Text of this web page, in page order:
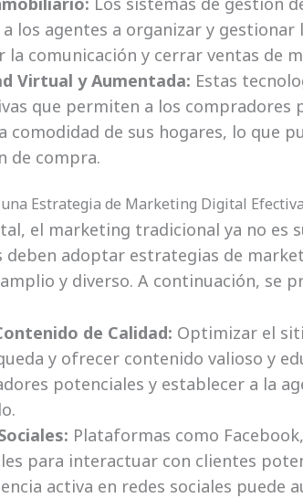
a los agentes a organizar y
la comunicación y cerrar ventas de
Virtual y Aumentada: Estas
que permiten a los compradores
comodidad de sus hogares, lo que
de compra.
Estrategia de Marketing Digital Efectiva
el marketing tradicional ya no es
deben adoptar estrategias de
y diverso. A continuación, se
de Calidad: Optimizar el
y ofrecer contenido valioso y
potenciales y establecer a la
Plataformas como
para interactuar con clientes
activa en redes sociales puede